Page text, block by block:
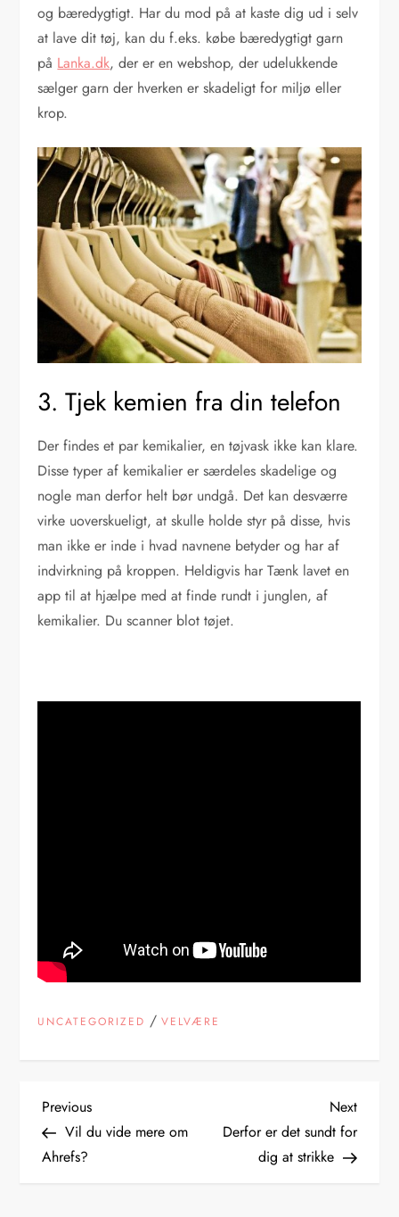
og bæredygtigt. Har du mod på at kaste dig ud i selv
at lave dit tøj, kan du f.eks. købe bæredygtigt garn
på Lanka.dk, der er en webshop, der udelukkende
sælger garn der hverken er skadeligt for miljø eller
krop.
3. Tjek kemien fra din telefon
Der findes et par kemikalier, en tøjvask ikke kan klare.
Disse typer af kemikalier er særdeles skadelige og
nogle man derfor helt bør undgå. Det kan desværre
virke uoverskueligt, at skulle holde styr på disse, hvis
man ikke er inde i hvad navnene betyder og har af
indvirkning på kroppen. Heldigvis har Tænk lavet en
app til at hjælpe med at finde rundt i junglen, af
kemikalier. Du scanner blot tøjet.
UNCATEGORIZED /VELVÆRE
I
n
Previous
Post
Previous
Vil du vide mere om
Ahrefs?
Next
Post
Next
Derfor er det sundt for
dig at strikke